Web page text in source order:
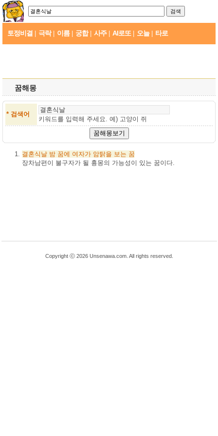
토정비결 극락 이름 궁합 사주 AI로또 오늘 타로
꿈해몽
* 검색어
키워드를 입력해 주세요. 예) 고양이 쥐
결혼식날 밤 꿈에 여자가 암탉을 보는 꿈
장차남편이 불구자가 될 흉몽의 가능성이 있는 꿈이다.
Copyright ⓒ 2026 Unsenawa.com. All rights reserved.